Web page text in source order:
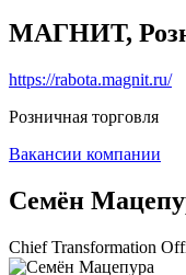
МАГНИТ,
https://rabota.magnit.ru/
Розничная торговля
Вакансии компании
Семён
Chief Transformation